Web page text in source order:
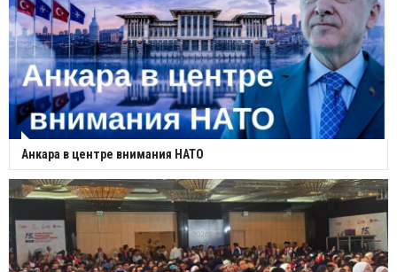
Анкара в центре внимания НАТО